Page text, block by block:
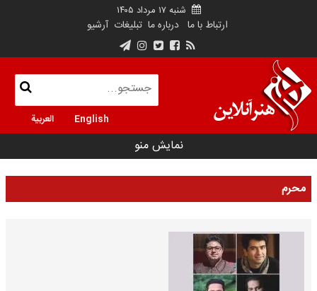
شنبه ۱۷ مرداد ۱۴۰۵
ارتباط با ما درباره ما تبلیغات آرشیو
English العربية
نمایش منو
محرم